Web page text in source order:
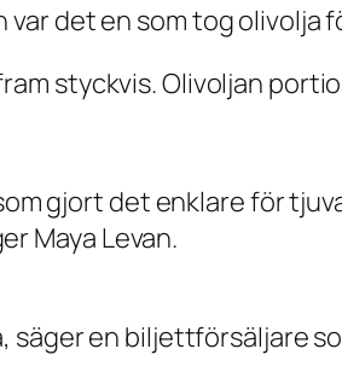
det en som tog olivolja
styckvis. Olivoljan
gjort det enklare för
Maya Levan.
säger en biljettförsäljare